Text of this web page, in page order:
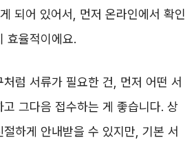
되어 있어서, 먼저 온라인에서 확인
효율적이에요.
럼 서류가 필요한 건, 먼저 어떤 서
그다음 접수하는 게 좋습니다. 상
하게 안내받을 수 있지만, 기본 서